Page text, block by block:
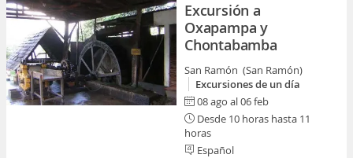
Excursión a
Oxapampa y
Chontabamba
San Ramón (San Ramón)
Excursiones de un día
08 ago al 06 feb
Desde 10 horas hasta 11
horas
Español